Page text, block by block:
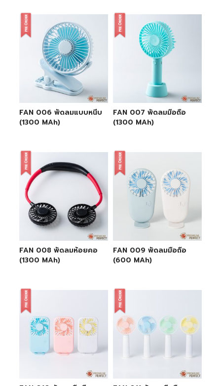
FAN 006 พัดลมแบบหนีบ
(1300 MAh)
FAN 007 พัดลมมือถือ
(1300 MAh)
FAN 008 พัดลมห้อยคอ
(1300 MAh)
FAN 009 พัดลมมือถือ
(600 MAh)